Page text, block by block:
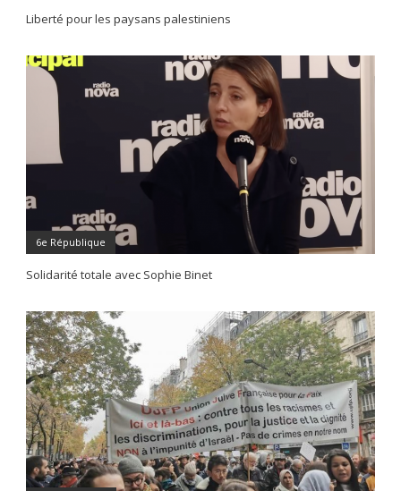
Liberté pour les paysans palestiniens
6e République
Solidarité totale avec Sophie Binet